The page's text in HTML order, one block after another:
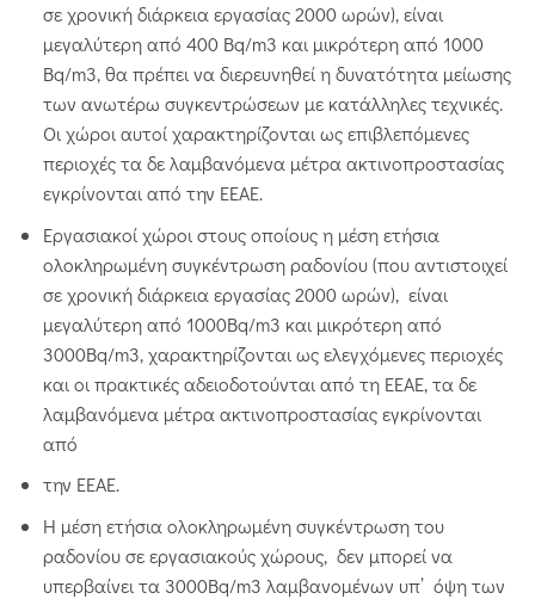
σε χρονική διάρκεια εργασίας 2000 ωρών), είναι
μεγαλύτερη από 400 Bq/m3 και μικρότερη από 1000
Bq/m3, θα πρέπει να διερευνηθεί η δυνατότητα μείωσης
των ανωτέρω συγκεντρώσεων με κατάλληλες τεχνικές.
Οι χώροι αυτοί χαρακτηρίζονται ως επιβλεπόμενες
περιοχές τα δε λαμβανόμενα μέτρα ακτινοπροστασίας
εγκρίνονται από την ΕΕΑΕ.
Εργασιακοί χώροι στους οποίους η μέση ετήσια
ολοκληρωμένη συγκέντρωση ραδονίου (που αντιστοιχεί
σε χρονική διάρκεια εργασίας 2000 ωρών), είναι
μεγαλύτερη από 1000Bq/m3 και μικρότερη από
3000Bq/m3, χαρακτηρίζονται ως ελεγχόμενες περιοχές
και οι πρακτικές αδειοδοτούνται από τη ΕΕΑΕ, τα δε
λαμβανόμενα μέτρα ακτινοπροστασίας εγκρίνονται
από
την ΕΕΑΕ.
Η μέση ετήσια ολοκληρωμένη συγκέντρωση του
ραδονίου σε εργασιακούς χώρους, δεν μπορεί να
υπερβαίνει τα 3000Bq/m3 λαμβανομένων υπ’ όψη των